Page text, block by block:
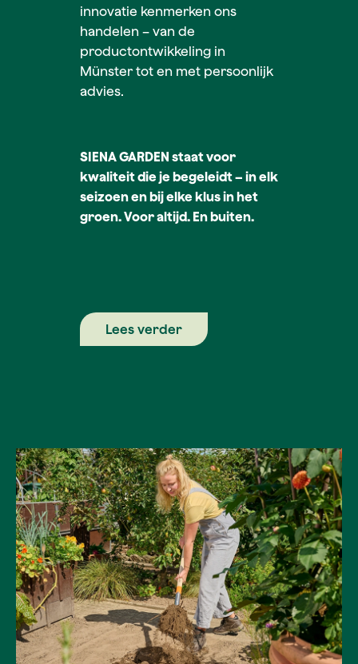
innovatie kenmerken ons
handelen – van de
productontwikkeling in
Münster tot en met persoonlijk
advies.
SIENA GARDEN staat voor
kwaliteit die je begeleidt – in elk
seizoen en bij elke klus in het
groen. Voor altijd. En buiten.
Lees verder